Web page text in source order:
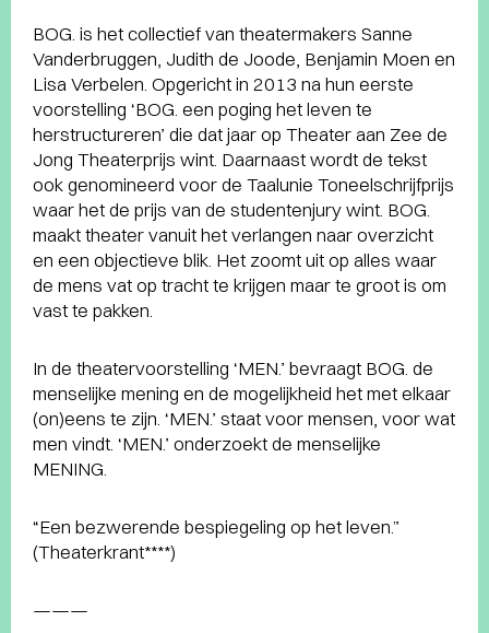
BOG. is het collectief van theatermakers Sanne
Vanderbruggen, Judith de Joode, Benjamin Moen en
Lisa Verbelen. Opgericht in 2013 na hun eerste
voorstelling ‘BOG. een poging het leven te
herstructureren’ die dat jaar op Theater aan Zee de
Jong Theaterprijs wint. Daarnaast wordt de tekst
ook genomineerd voor de Taalunie Toneelschrijfprijs
waar het de prijs van de studentenjury wint. BOG.
maakt theater vanuit het verlangen naar overzicht
en een objectieve blik. Het zoomt uit op alles waar
de mens vat op tracht te krijgen maar te groot is om
vast te pakken.
In de theatervoorstelling ‘MEN.’ bevraagt BOG. de
menselijke mening en de mogelijkheid het met elkaar
(on)eens te zijn. ‘MEN.’ staat voor mensen, voor wat
men vindt. ‘MEN.’ onderzoekt de menselijke
MENING.
“Een bezwerende bespiegeling op het leven.”
(Theaterkrant****)
———